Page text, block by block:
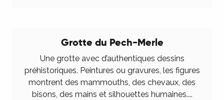
Après plusieurs séjours dans le Quercy à
l’invitation de la Maison des arts, à la découverte
du territoire et de ses richesses souterraines,
Lionel Sabatté, nommé au Prix...
Grotte du Pech-Merle
Une grotte avec d’authentiques dessins
préhistoriques. Peintures ou gravures, les figures
montrent des mammouths, des chevaux, des
bisons, des mains et silhouettes humaines....